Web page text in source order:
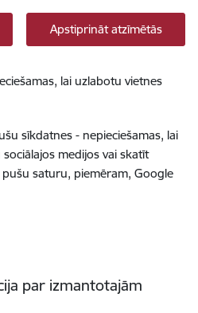
Apstiprināt atzīmētās
lai uzlabotu vietnes
sīkdatnes - nepieciešamas, lai
medijos vai skatīt
saturu, piemēram, Google
par izmantotajām